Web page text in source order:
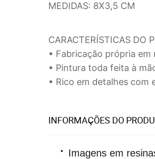
MEDIDAS: 8X3,5 CM
CARACTERÍSTICAS DO
• Fabricação própria em
• Pintura toda feita à
• Rico em detalhes com
INFORMAÇÕES DO
Imagens em